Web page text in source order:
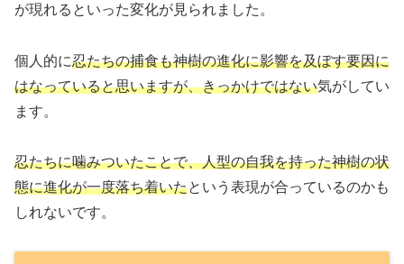
が現れるといった変化が見られました。
個人的に忍たちの捕食も神樹の進化に影響を及ぼす要因に
はなっていると思いますが、きっかけではない気がしてい
ます。
忍たちに噛みついたことで、人型の自我を持った神樹の状
態に進化が一度落ち着いたという表現が合っているのかも
しれないです。